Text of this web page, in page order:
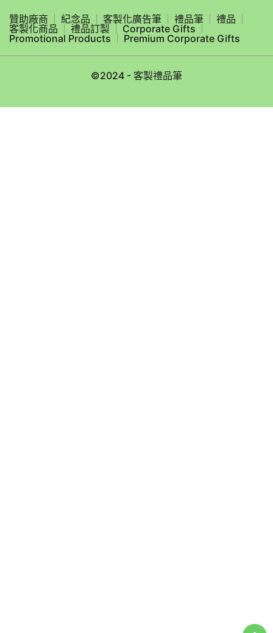
贊助廠商 紀念品 客製化廣告筆 禮品筆
禮品
客製化商品
禮品訂製
Corporate Gifts
Promotional Products
Premium Corporate Gifts
©2024 - 客製禮品筆